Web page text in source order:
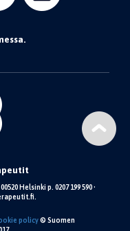
Helsinki p. 0207 199 590 •
policy© Suomen